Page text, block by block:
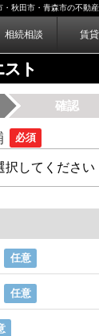
・秋田市・青森市の不動
相続相談 賃
ト
確認
必須
任意
任意